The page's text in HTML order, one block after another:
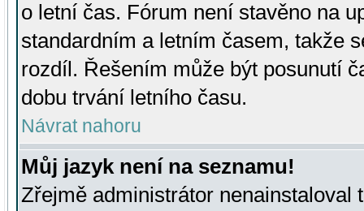
o letní čas. Fórum není stavěno na
standardním a letním časem, takže
rozdíl. Řešením může být posunutí
dobu trvání letního času.
Návrat nahoru
Můj jazyk není na seznamu!
Zřejmě administrátor nenainstaloval